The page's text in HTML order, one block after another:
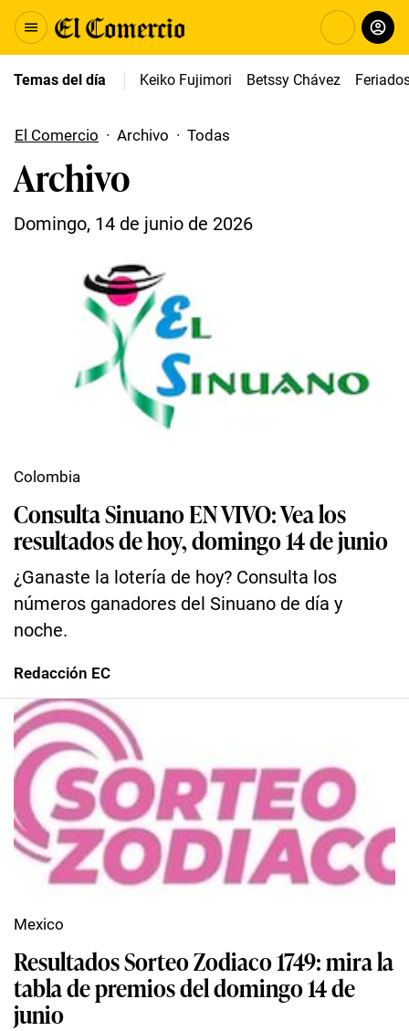
Temas del día Keiko Fujimori Betssy Chávez
El Comercio · Archivo · Todas
Archivo
Domingo, 14 de junio de 2026
Consulta Sinuano EN VIVO: Vea los
resultados de hoy, domingo 14 de junio
¿Ganaste la lotería de hoy? Consulta los
números ganadores del Sinuano de día y
noche.
Colombia
Redacción EC
Resultados Sorteo Zodiaco 1749: mira la
tabla de premios del domingo 14 de
junio
Mexico